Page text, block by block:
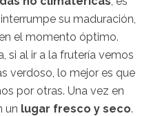
su maduración,
el momento óptimo.
si al ir a la frutería vemos
verdoso, lo mejor es que
por otras. Una vez en
un lugar fresco y seco.